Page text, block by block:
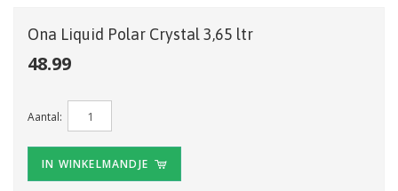
Ona Liquid Polar Crystal 3,65 ltr
48.99
Aantal:
IN WINKELMANDJE